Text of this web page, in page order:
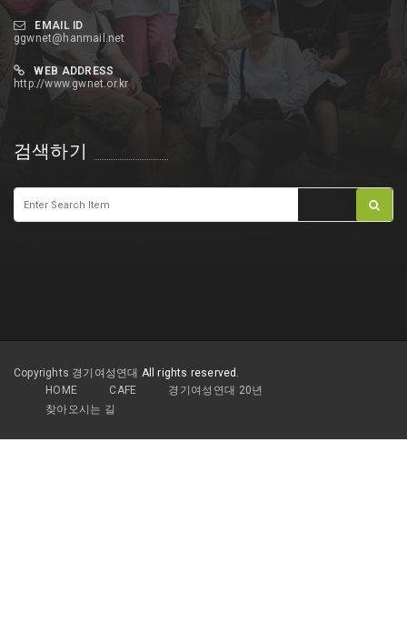
EMAIL ID
ggwnet@hanmail.net
WEB ADDRESS
http://www.gwnet.or.kr
검색하기
Copyrights 경기여성연대 All rights reserved.
HOME
CAFE
경기여성연대 20년
찾아오시는 길